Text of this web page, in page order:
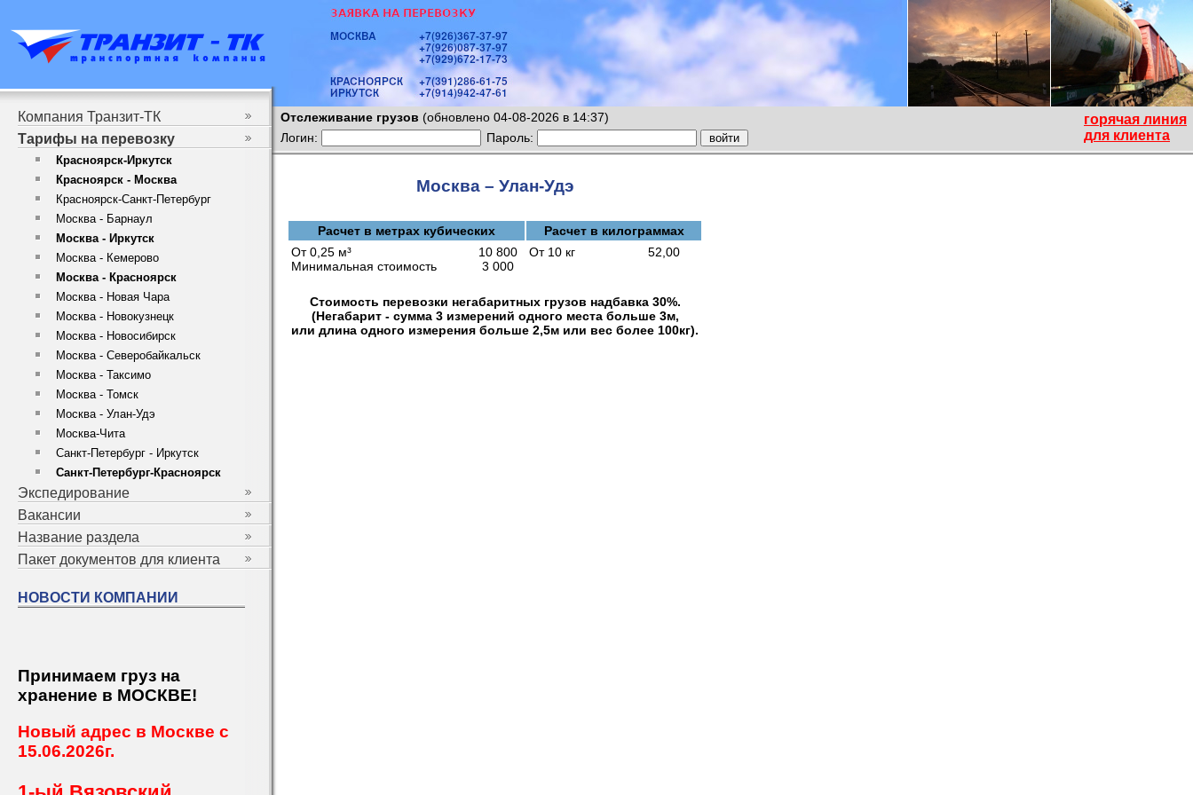
Компания Транзит-ТК
Тарифы на перевозку
Красноярск-Иркутск
Красноярск - Москва
Красноярск-Санкт-Петербург
Москва - Барнаул
Москва - Иркутск
Москва - Кемерово
Москва - Красноярск
Москва - Новая Чара
Москва - Новокузнецк
Москва - Новосибирск
Москва - Северобайкальск
Москва - Таксимо
Москва - Томск
Москва - Улан-Удэ
Москва-Чита
Санкт-Петербург - Иркутск
Санкт-Петербург-Красноярск
Экспедирование
Вакансии
Название раздела
Пакет документов для клиента
НОВОСТИ КОМПАНИИ
Принимаем груз на
хранение в МОСКВЕ!
Новый адрес в Москве с
15.06.2026г.
горячая линия
для клиента
Отслеживание грузов (обновлено 04-08-2026 в 14:37)
Логин:
Пароль:
Москва – Улан-Удэ
Расчет в метрах кубических
Расчет в килограммах
От 0,25 м³
Минимальная стоимость
10 800
3 000
От 10 кг 52,00
Стоимость перевозки негабаритных грузов надбавка 30%.
(Негабарит - сумма 3 измерений одного места больше 3м,
или длина одного измерения больше 2,5м или вес более 100кг).